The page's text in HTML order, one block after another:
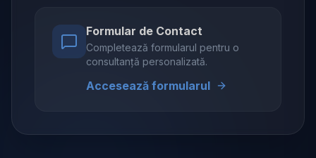
Formular de Contact
Completează formularul pentru o
consultanță personalizată.
Accesează formularul